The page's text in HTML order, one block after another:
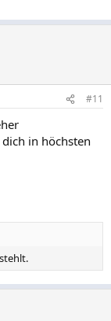
#11
in höchsten